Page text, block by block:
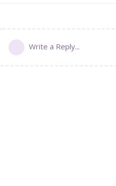
Write a Reply...